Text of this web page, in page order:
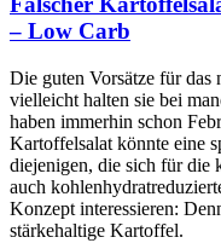
– Low Carb
Die guten Vorsätze für das
vielleicht halten sie bei
haben immerhin schon
Kartoffelsalat könnte eine
diejenigen, die sich für die
auch
Konzept interessieren:
stärkehaltige Kartoffel.